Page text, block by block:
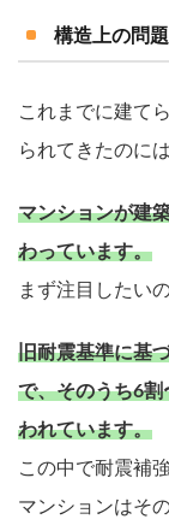
構造上の問題
これまでに建て
られてきたのに
マンションが建
わっています。
まず注目したい
旧耐震基準に基
で、そのうち6
われています。
この中で耐震補
マンションはそ